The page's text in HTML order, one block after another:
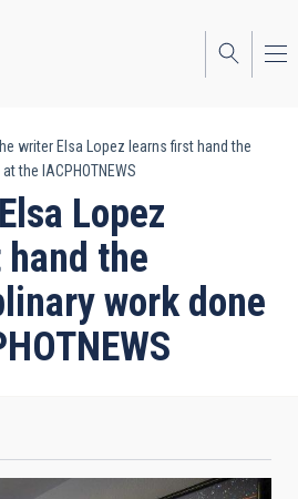
writer Elsa Lopez learns first hand the
the IACPHOTNEWS
Lopez
the
work done